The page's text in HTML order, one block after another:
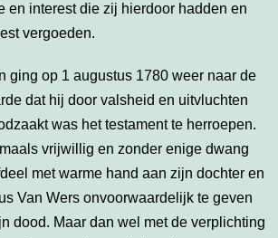
en interest die zij hierdoor hadden en
vergoeden.
ging op 1 augustus 1780 weer naar de
dat hij door valsheid en uitvluchten
was het testament te herroepen.
vrijwillig en zonder enige dwang
met warme hand aan zijn dochter en
Van Wers onvoorwaardelijk te geven
dood. Maar dan wel met de verplichting